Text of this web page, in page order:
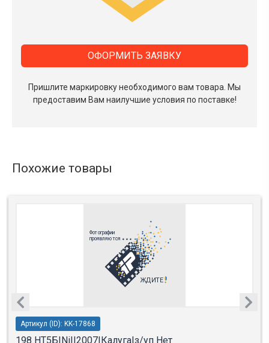
Пришлите маркировку необходимого вам товара. Мы
предоставим Вам наилучшие условия по поставке!
ОФОРМИТЬ ЗАЯВКУ
Похожие товары
Артикул (ID): KK-17868
198 НТ5Б|Ni||2007|Калуга|з/уп Нет